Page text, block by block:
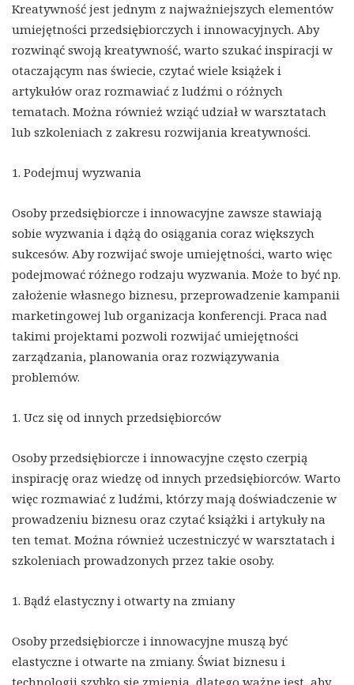
Kreatywność jest jednym z najważniejszych elementów
umiejętności przedsiębiorczych i innowacyjnych. Aby
rozwinąć swoją kreatywność, warto szukać inspiracji w
otaczającym nas świecie, czytać wiele książek i
artykułów oraz rozmawiać z ludźmi o różnych
tematach. Można również wziąć udział w warsztatach
lub szkoleniach z zakresu rozwijania kreatywności.
1. Podejmuj wyzwania
Osoby przedsiębiorcze i innowacyjne zawsze stawiają
sobie wyzwania i dążą do osiągania coraz większych
sukcesów. Aby rozwijać swoje umiejętności, warto więc
podejmować różnego rodzaju wyzwania. Może to być np.
założenie własnego biznesu, przeprowadzenie kampanii
marketingowej lub organizacja konferencji. Praca nad
takimi projektami pozwoli rozwijać umiejętności
zarządzania, planowania oraz rozwiązywania
problemów.
1. Ucz się od innych przedsiębiorców
Osoby przedsiębiorcze i innowacyjne często czerpią
inspirację oraz wiedzę od innych przedsiębiorców. Warto
więc rozmawiać z ludźmi, którzy mają doświadczenie w
prowadzeniu biznesu oraz czytać książki i artykuły na
ten temat. Można również uczestniczyć w warsztatach i
szkoleniach prowadzonych przez takie osoby.
1. Bądź elastyczny i otwarty na zmiany
Osoby przedsiębiorcze i innowacyjne muszą być
elastyczne i otwarte na zmiany. Świat biznesu i